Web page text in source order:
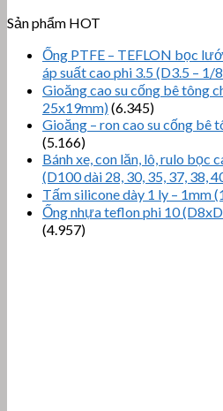
Sản phẩm HOT
Ống PTFE – TEFLON bọc
áp suất cao phi 3.5 (D3.5 – 1/
Gioăng cao su cống bê tông
25x19mm)(6.345)
Gioăng – ron cao su cống bê
(5.166)
Bánh xe, con lăn, lô, rulo bọc
(D100 dài 28, 30, 35, 37, 38,
Tấm silicone dày 1 ly – 1mm
Ống nhựa teflon phi 10
(4.957)